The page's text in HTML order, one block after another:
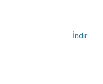
İndir